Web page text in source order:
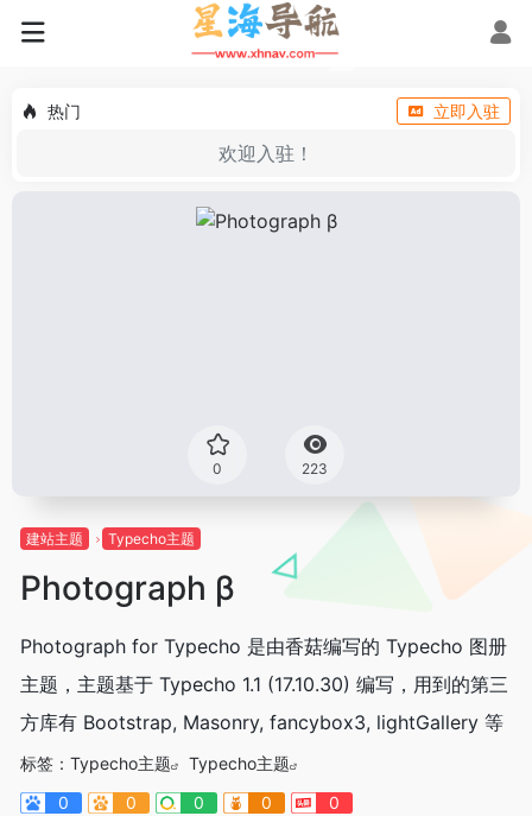
热门 立即入驻
欢迎入驻！
0 223
建站主题 Typecho主题
Photograph β
Photograph for Typecho 是由香菇编写的 Typecho 图册
主题，主题基于 Typecho 1.1 (17.10.30) 编写，用到的第三
方库有 Bootstrap, Masonry, fancybox3, lightGallery 等
标签： Typecho主题
Typecho主题
0
0 0 0 0